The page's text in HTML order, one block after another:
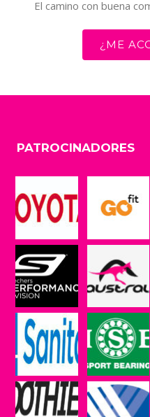
El camino con buena
¿ME
PATROCINADORES